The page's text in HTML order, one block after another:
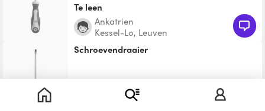
Te leen
Ankatrien
Kessel-Lo, Leuven
Schroevendraaier